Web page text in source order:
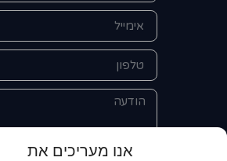
אנו מעריכים את